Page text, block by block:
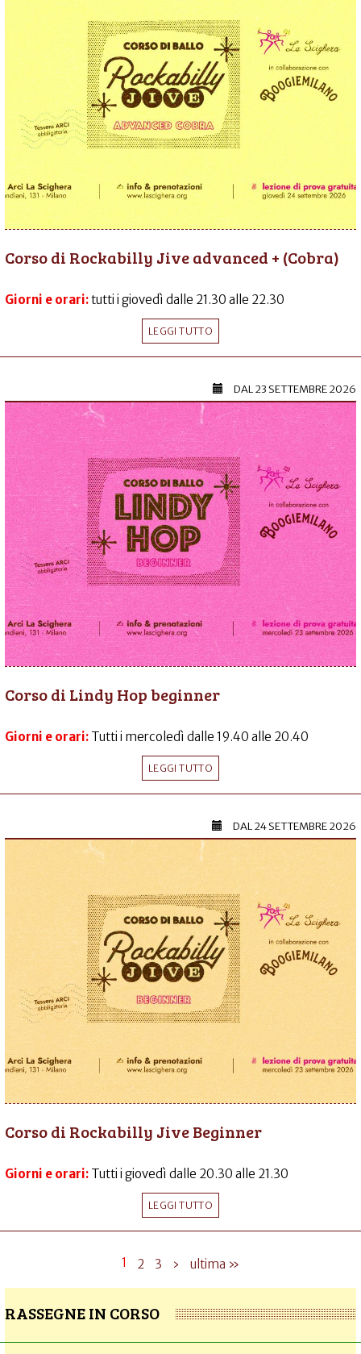
Corso di Rockabilly Jive advanced + (Cobra)
Giorni e orari:tutti i giovedì dalle 21.30 alle 22.30
LEGGI TUTTO
DAL23 SETTEMBRE 2026
Corso di Lindy Hop beginner
Giorni e orari: Tutti i mercoledì dalle 19.40 alle 20.40
LEGGI TUTTO
DAL24 SETTEMBRE 2026
Corso di Rockabilly Jive Beginner
Giorni e orari: Tutti i giovedì dalle 20.30 alle 21.30
LEGGI TUTTO
1 2 3 › ultima »
RASSEGNE IN CORSO